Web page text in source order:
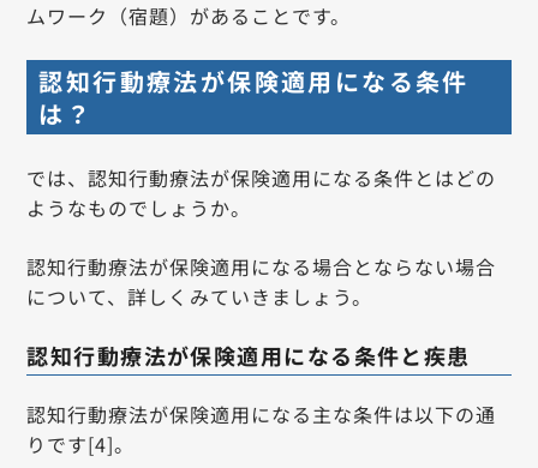
ムワーク（宿題）があることです。
認知行動療法が保険適用になる条件
は？
では、認知行動療法が保険適用になる条件とはどの
ようなものでしょうか。
認知行動療法が保険適用になる場合とならない場合
について、詳しくみていきましょう。
認知行動療法が保険適用になる条件と疾患
認知行動療法が保険適用になる主な条件は以下の通
りです[4]。